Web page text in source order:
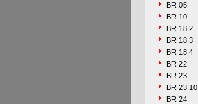
BR 05
BR 10
BR 18.2
BR 18.3
BR 18.4
BR 22
BR 23
BR 23.10
BR 24